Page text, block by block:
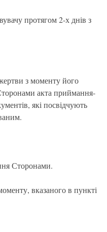
протягом 2-х днів з
з моменту його
акта приймання-
які посвідчують
Сторонами.
вказаного в пункті